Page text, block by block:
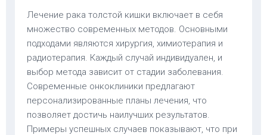
Лечение рака толстой кишки включает в себя
множество современных методов. Основными
подходами являются хирургия, химиотерапия и
радиотерапия. Каждый случай индивидуален, и
выбор метода зависит от стадии заболевания.
Современные онкоклиники предлагают
персонализированные планы лечения, что
позволяет достичь наилучших результатов.
Примеры успешных случаев показывают, что при